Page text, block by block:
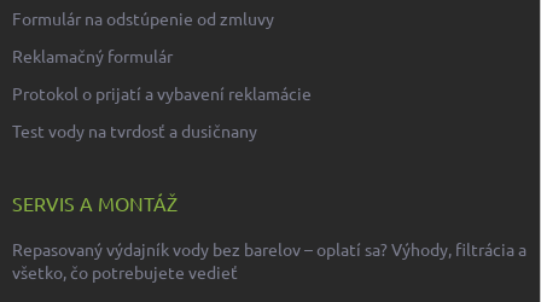
Formulár na odstúpenie od zmluvy
Reklamačný formulár
Protokol o prijatí a vybavení reklamácie
Test vody na tvrdosť a dusičnany
SERVIS A MONTÁŽ
Repasovaný výdajník vody bez barelov – oplatí sa? Výhody, filtrácia a
všetko, čo potrebujete vedieť